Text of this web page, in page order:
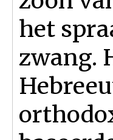
het
zwang.